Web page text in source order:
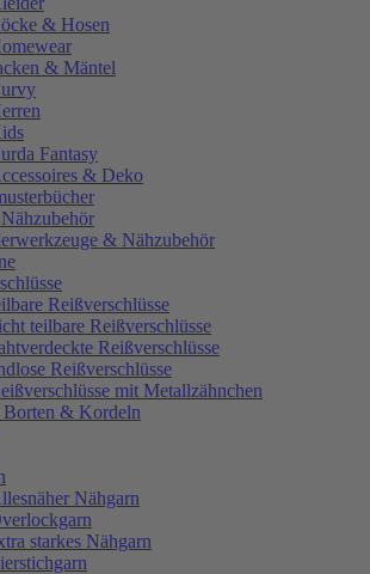
& Hosen
& Mäntel
Fantasy
& Deko
& Nähzubehör
Reißverschlüsse
teilbare Reißverschlüsse
Reißverschlüsse
Reißverschlüsse
mit Metallzähnchen
Borten & Kordeln
Nähgarn
starkes Nähgarn